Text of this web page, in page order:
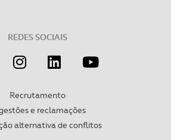
REDES SOCIAIS
Recrutamento
e reclamações
alternativa de conflitos